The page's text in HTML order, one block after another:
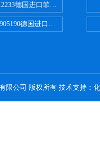
德国进口菲尼克斯断路器
德国进口菲尼克斯继电器
限公司 版权所有 技术支持：